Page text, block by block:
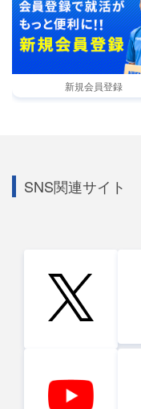
新規会員登録
SNS関連サイト